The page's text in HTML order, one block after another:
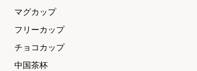
マグカップ
フリーカップ
チョコカップ
中国茶杯